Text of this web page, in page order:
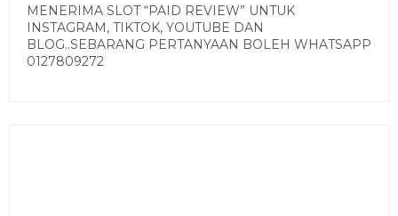
MENERIMA SLOT “PAID REVIEW” UNTUK
INSTAGRAM, TIKTOK, YOUTUBE DAN
BLOG..SEBARANG PERTANYAAN BOLEH WHATSAPP
0127809272